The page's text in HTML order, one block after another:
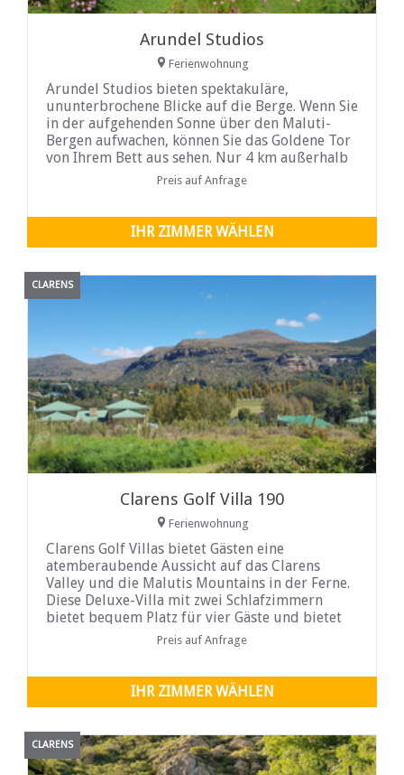
Arundel Studios
Ferienwohnung
Arundel Studios bieten spektakuläre,
ununterbrochene Blicke auf die Berge. Wenn Sie
in der aufgehenden Sonne über den Maluti-
Bergen aufwachen, können Sie das Goldene Tor
von Ihrem Bett aus sehen. Nur 4 km außerhalb
von Clarens finden SiePreis auf Anfrage
IHR ZIMMER WÄHLEN
CLARENS
Clarens Golf Villa 190
Ferienwohnung
Clarens Golf Villas bietet Gästen eine
atemberaubende Aussicht auf das Clarens
Valley und die Malutis Mountains in der Ferne.
Diese Deluxe-Villa mit zwei Schlafzimmern
bietet bequem Platz für vier Gäste und bietet
die perfekte Mischung aus Komfort und
natürlicher Schönheit, um einen
Preis auf Anfrage
IHR ZIMMER WÄHLEN
CLARENS